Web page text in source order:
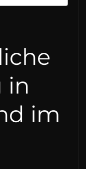
in
im